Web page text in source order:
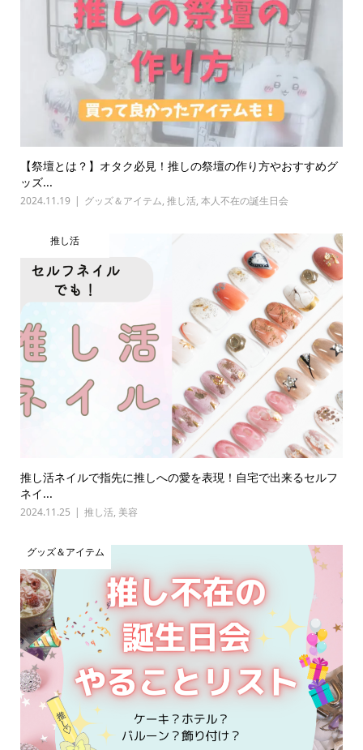
【祭壇とは？】オタク必見！推しの祭壇の作り方やおすすめグ
ッズ...
2024.11.19 グッズ＆アイテム, 推し活, 本人不在の誕生日会
推し活
推し活ネイルで指先に推しへの愛を表現！自宅で出来るセルフ
ネイ...
2024.11.25 推し活, 美容
グッズ＆アイテム